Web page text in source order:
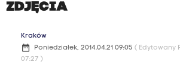
ZDJĘCIA
Kraków
date_range Poniedziałek, 2014.04.21 09:05 ( Edytowany
07:27 )